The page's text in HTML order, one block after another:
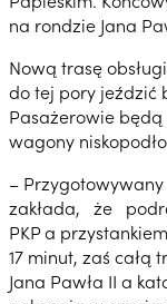
na rondzie Jana
Nową trasę
do tej pory jeździć
Pasażerowie
wagony
–
zakłada, że
PKP a
17 minut, zaś całą
Jana Pawła II a